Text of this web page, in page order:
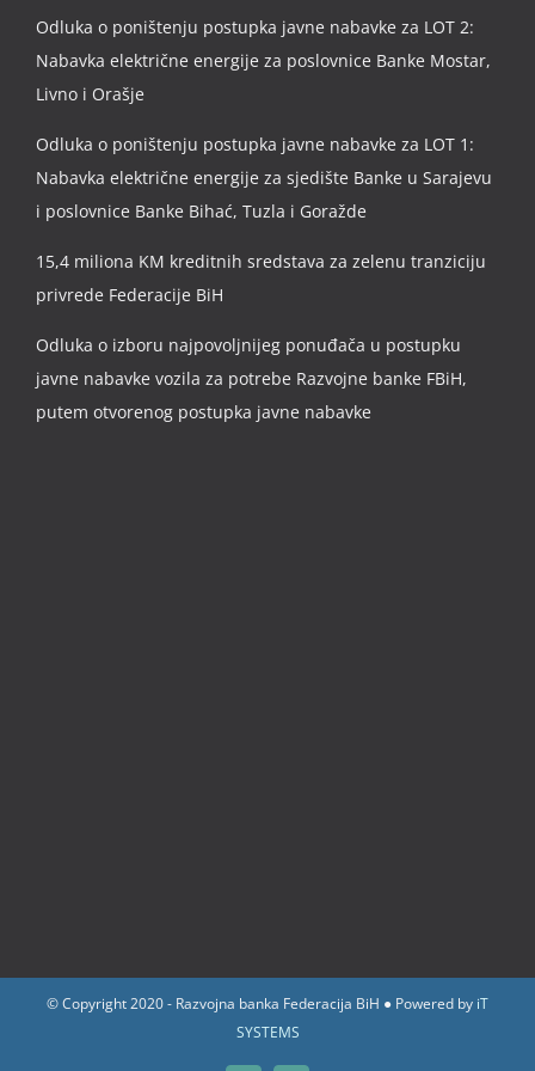
Odluka o poništenju postupka javne nabavke za LOT 2:
Nabavka električne energije za poslovnice Banke Mostar,
Livno i Orašje
Odluka o poništenju postupka javne nabavke za LOT 1:
Nabavka električne energije za sjedište Banke u Sarajevu
i poslovnice Banke Bihać, Tuzla i Goražde
15,4 miliona KM kreditnih sredstava za zelenu tranziciju
privrede Federacije BiH
Odluka o izboru najpovoljnijeg ponuđača u postupku
javne nabavke vozila za potrebe Razvojne banke FBiH,
putem otvorenog postupka javne nabavke
© Copyright 2020 - Razvojna banka Federacija BiH ● Powered by iT
SYSTEMS